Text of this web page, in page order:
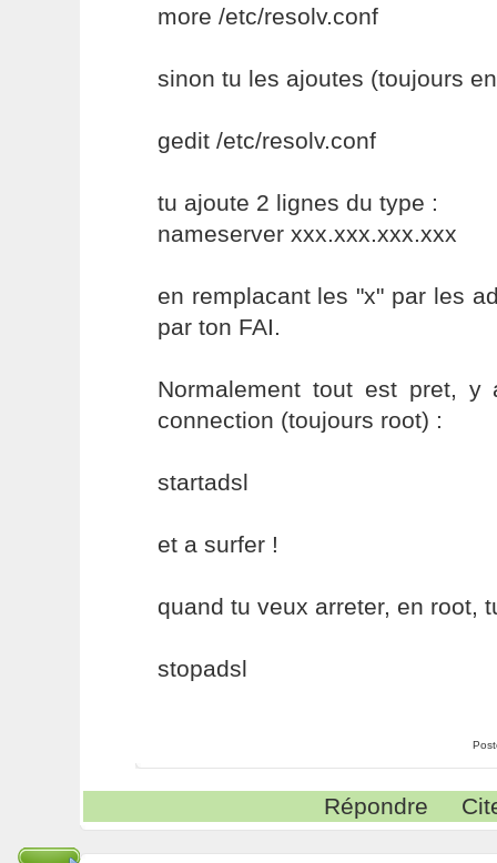
more /etc/resolv.conf
sinon tu les ajoutes (toujours
gedit /etc/resolv.conf
tu ajoute 2 lignes du type :
nameserver xxx.xxx.xxx.xxx
en remplacant les "x" par les
par ton FAI.
Normalement tout est pret,
connection (toujours root) :
startadsl
et a surfer !
quand tu veux arreter, en root,
stopadsl
Répondre